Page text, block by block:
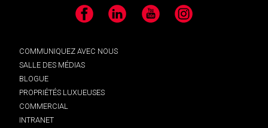
Facebook LinkedIn YouTube Instagram
COMMUNIQUEZ AVEC NOUS
SALLE DES MÉDIAS
BLOGUE
PROPRIÉTÉS LUXUEUSES
COMMERCIAL
INTRANET